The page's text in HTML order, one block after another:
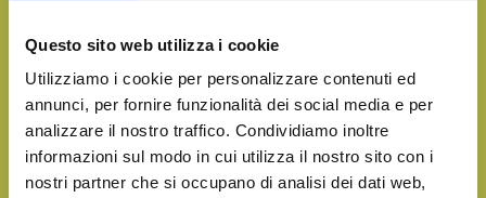
Questo sito web utilizza i cookie
Utilizziamo i cookie per personalizzare contenuti ed
annunci, per fornire funzionalità dei social media e per
analizzare il nostro traffico. Condividiamo inoltre
informazioni sul modo in cui utilizza il nostro sito con i
nostri partner che si occupano di analisi dei dati web,
Bringen Sie den Geschmack des Meeres auf den Tisch, egal
zu welchem Anlass
LADEN SIE UNSEREN KATALOG HERUNTER UND
ENTDECKEN SIE ALLE UNSERE KÖSTLICHKEITEN